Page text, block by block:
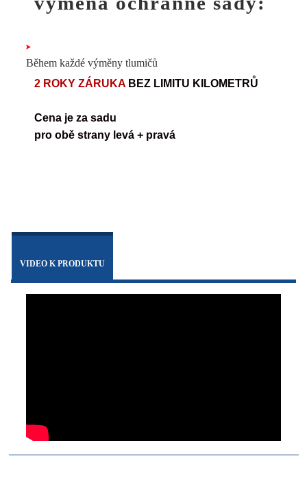
Během každé výměny tlumičů
2 ROKY ZÁRUKA BEZ LIMITU KILOMETRŮ
Cena je za sadu
pro obě strany levá + pravá
VIDEO K PRODUKTU